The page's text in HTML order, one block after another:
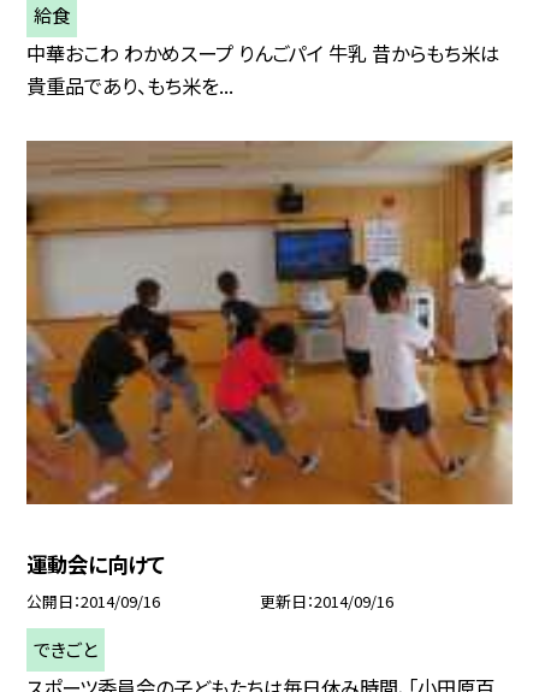
給食
中華おこわ わかめスープ りんごパイ 牛乳 昔からもち米は
貴重品であり、もち米を...
運動会に向けて
公開日 2014/09/16 更新日 2014/09/16
できごと